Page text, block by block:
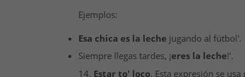
Ejemplos:
Esa chica es la leche jugando al fútbol'.
Siempre llegas tardes, ¡eres la leche!'.
14. Estar to' loco. Esta expresión se